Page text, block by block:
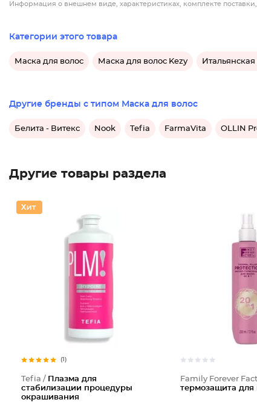
Информация о внешнем виде, характеристиках, комплекте
Категории этого товара
Маска для волос Маска для волос Kezy
Другие бренды с типом Маска для волос
Белита - Витекс Nook Tefia FarmaVita OLLIN
Другие товары раздела
(1)
Tefia / Плазма для
стабилизации процедуры
окрашивания
Family Forever
термозащита для